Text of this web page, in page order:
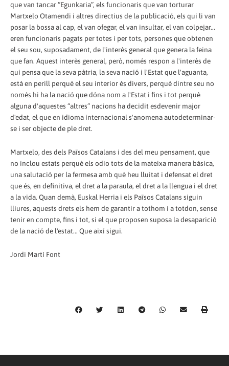
que van tancar “Egunkaria”, els funcionaris que van torturar
Martxelo Otamendi i altres directius de la publicació, els qui li van
posar la bossa al cap, el van ofegar, el van insultar, el van colpejar...
eren funcionaris pagats per totes i per tots, persones que obtenen
el seu sou, suposadament, de l'interès general que genera la feina
que fan. Aquest interès general, però, només respon a l'interès de
qui pensa que la seva pàtria, la seva nació i l'Estat que l'aguanta,
està en perill perquè el seu interior és divers, perquè dintre seu no
només hi ha la nació que dóna nom a l'Estat i fins i tot perquè
alguna d'aquestes “altres” nacions ha decidit esdevenir major
d'edat, el que en idioma internacional s'anomena autodeterminar-
se i ser objecte de ple dret.
Martxelo, des dels Països Catalans i des del meu pensament, que
no inclou estats perquè els odio tots de la mateixa manera bàsica,
una salutació per la fermesa amb què heu lluitat i defensat el dret
que és, en definitiva, el dret a la paraula, el dret a la llengua i el dret
a la vida. Quan demà, Euskal Herria i els Països Catalans siguin
lliures, aquests drets els hem de garantir a tothom i a totdon, sense
tenir en compte, fins i tot, si el que proposen suposa la desaparició
de la nació de l'estat... Que així sigui.
Jordi Martí Font